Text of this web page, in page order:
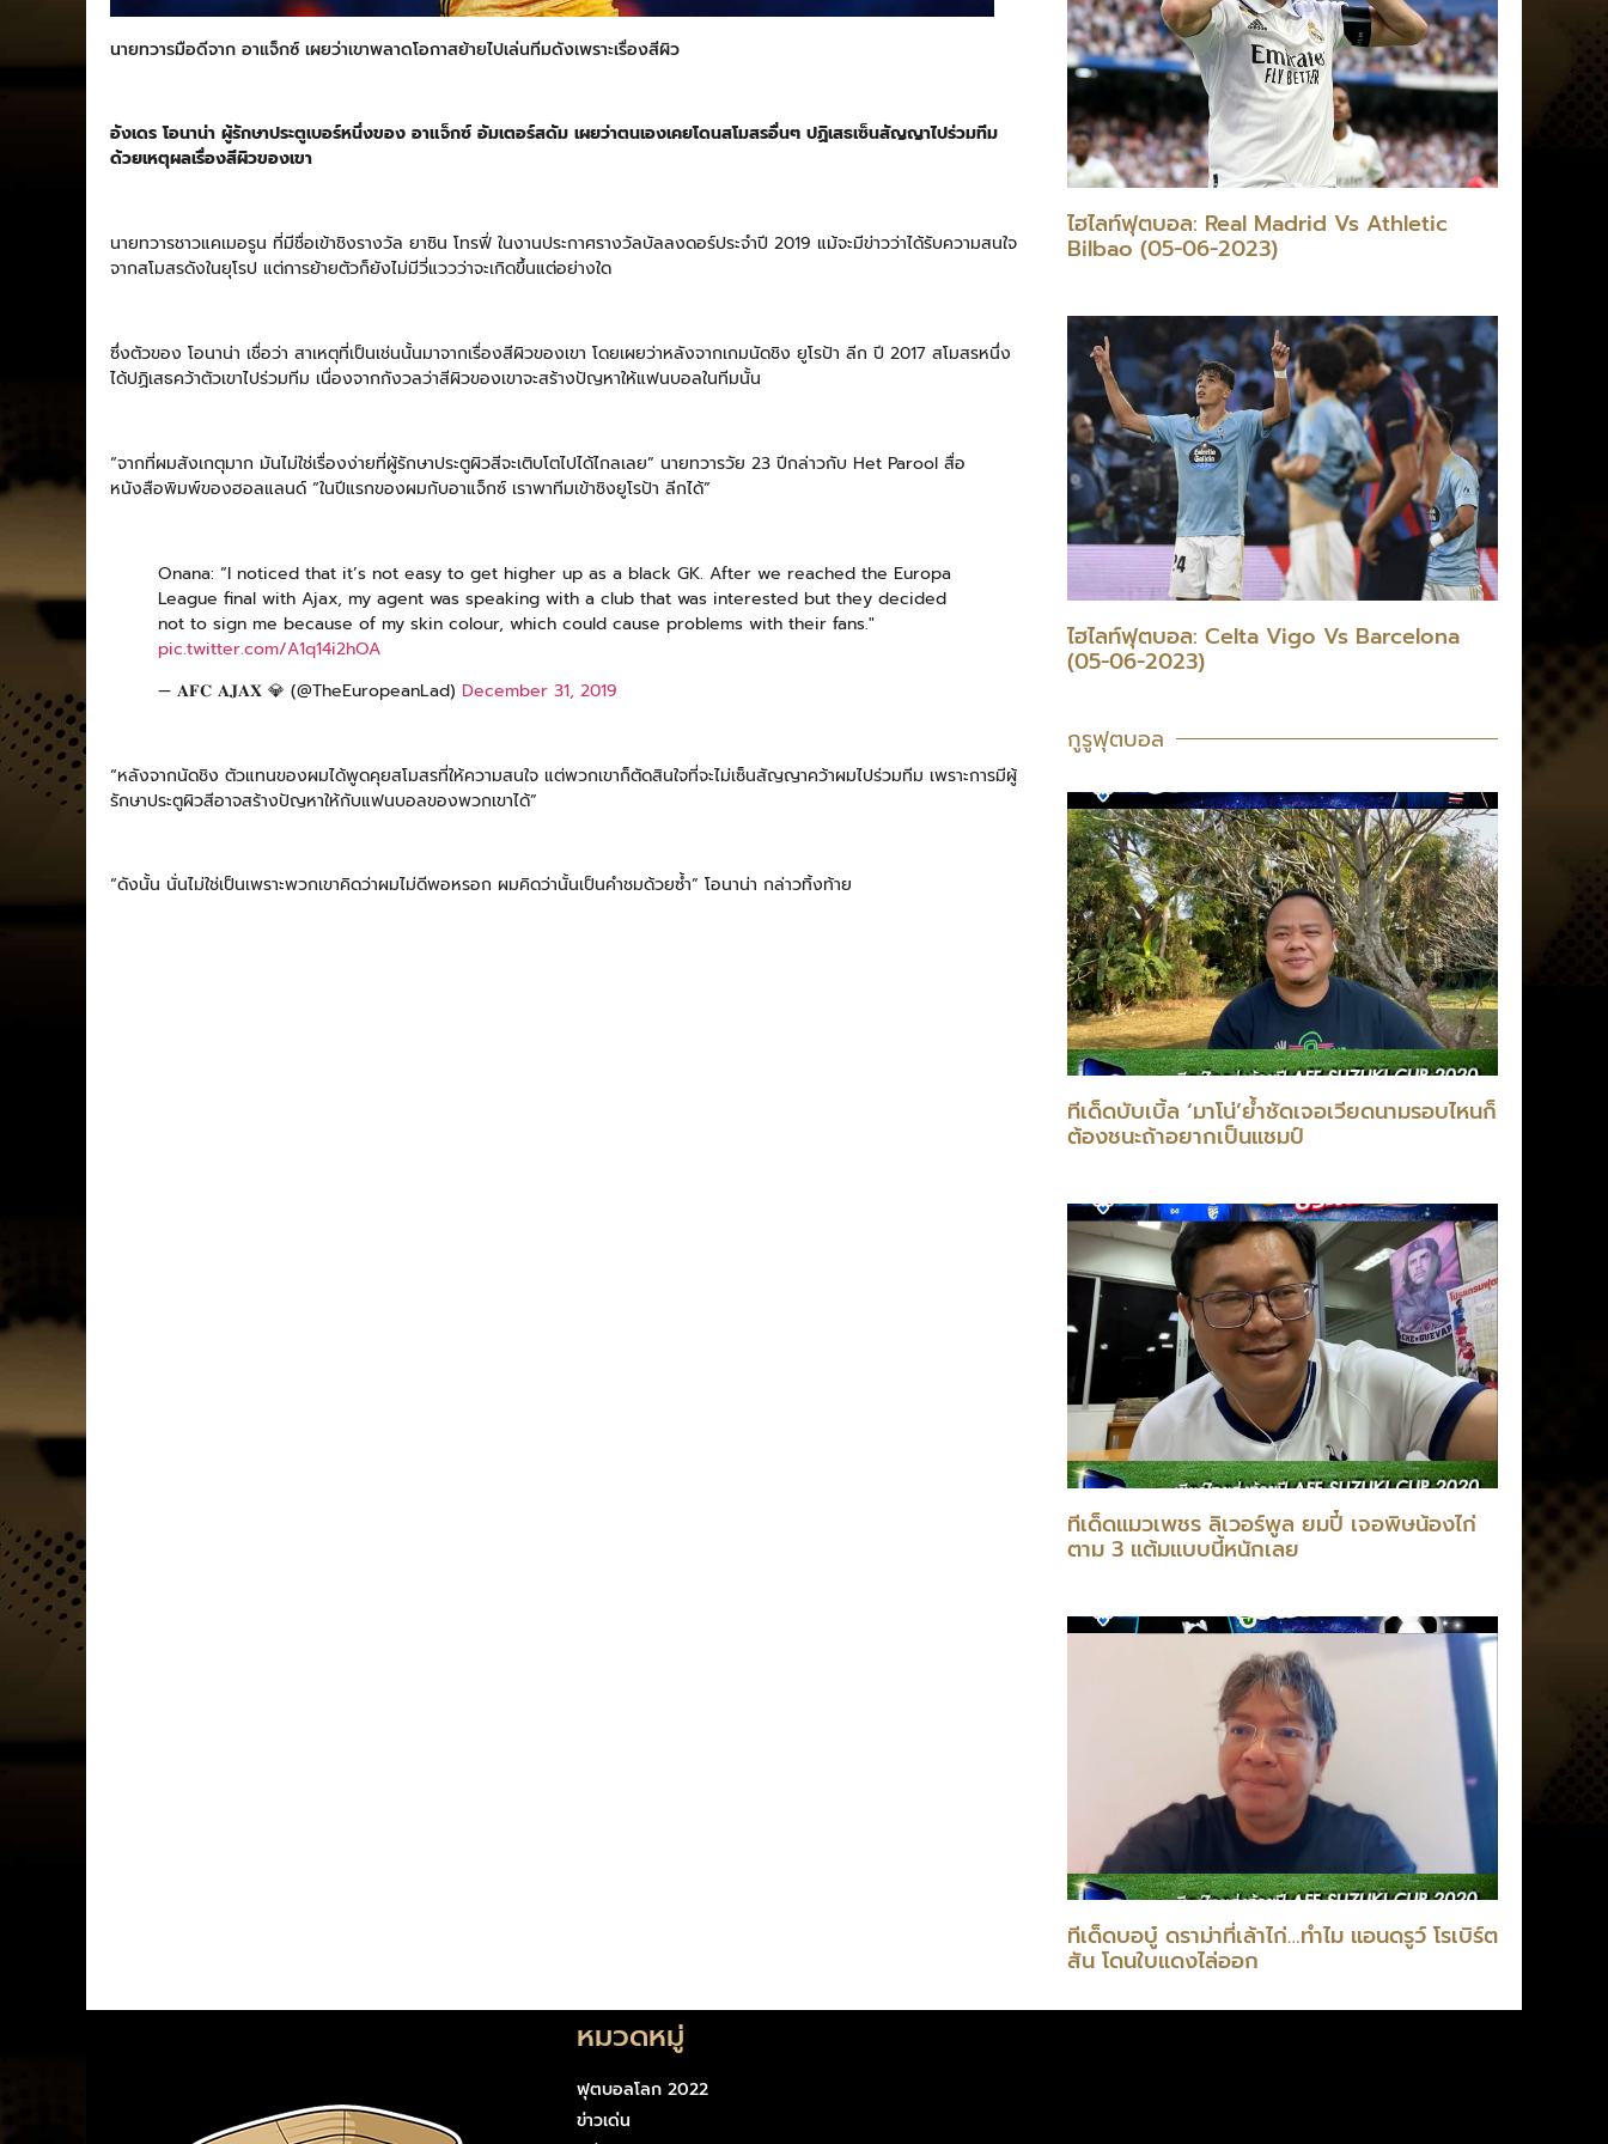
นายทวารมือดีจาก อาแจ็กซ์ เผยว่าเขาพลาดโอกาสย้ายไปเล่นทีมดังเพราะเรื่องสีผิว
อังเดร โอนาน่า ผู้รักษาประตูเบอร์หนึ่งของ อาแจ็กซ์ อัมเตอร์สดัม เผยว่าตนเองเคยโดนสโมสรอื่นๆ ปฏิเสธเซ็นสัญญาไปร่วมทีม
ด้วยเหตุผลเรื่องสีผิวของเขา
นายทวารชาวแคเมอรูน ที่มีชื่อเข้าชิงรางวัล ยาซิน โทรฟี่ ในงานประกาศรางวัลบัลลงดอร์ประจำปี 2019 แม้จะมีข่าวว่าได้รับความสนใจ
จากสโมสรดังในยุโรป แต่การย้ายตัวก็ยังไม่มีวี่แววว่าจะเกิดขึ้นแต่อย่างใด
ซึ่งตัวของ โอนาน่า เชื่อว่า สาเหตุที่เป็นเช่นนั้นมาจากเรื่องสีผิวของเขา โดยเผยว่าหลังจากเกมนัดชิง ยูโรป้า ลีก ปี 2017 สโมสรหนึ่ง
ได้ปฏิเสธคว้าตัวเขาไปร่วมทีม เนื่องจากกังวลว่าสีผิวของเขาจะสร้างปัญหาให้แฟนบอลในทีมนั้น
“จากที่ผมสังเกตุมาก มันไม่ใช่เรื่องง่ายที่ผู้รักษาประตูผิวสีจะเติบโตไปได้ไกลเลย” นายทวารวัย 23 ปีกล่าวกับ Het Parool สื่อ
หนังสือพิมพ์ของฮอลแลนด์ “ในปีแรกของผมกับอาแจ็กซ์ เราพาทีมเข้าชิงยูโรป้า ลีกได้”
Onana: “I noticed that it’s not easy to get higher up as a black GK. After we reached the Europa
League final with Ajax, my agent was speaking with a club that was interested but they decided
not to sign me because of my skin colour, which could cause problems with their fans."
pic.twitter.com/A1q14i2hOA
— 𝐀𝐅𝐂 𝐀𝐉𝐀𝐗 💎 (@TheEuropeanLad) December 31, 2019
“หลังจากนัดชิง ตัวแทนของผมได้พูดคุยสโมสรที่ให้ความสนใจ แต่พวกเขาก็ตัดสินใจที่จะไม่เซ็นสัญญาคว้าผมไปร่วมทีม เพราะการมีผู้
รักษาประตูผิวสีอาจสร้างปัญหาให้กับแฟนบอลของพวกเขาได้”
“ดังนั้น นั่นไม่ใช่เป็นเพราะพวกเขาคิดว่าผมไม่ดีพอหรอก ผมคิดว่านั้นเป็นคำชมด้วยซ้ำ” โอนาน่า กล่าวทิ้งท้าย
ไฮไลท์ฟุตบอล: Real Madrid Vs Athletic
Bilbao (05-06-2023)
ไฮไลท์ฟุตบอล: Celta Vigo Vs Barcelona
(05-06-2023)
กูรูฟุตบอล
ทีเด็ดบับเบิ้ล ‘มาโน่’ย้ำชัดเจอเวียดนามรอบไหนก็
ต้องชนะถ้าอยากเป็นแชมป์
ทีเด็ดแมวเพชร ลิเวอร์พูล ยมปี๋ เจอพิษน้องไก่
ตาม 3 แต้มแบบนี้หนักเลย
ทีเด็ดบอบู๋ ดราม่าที่เล้าไก่…ทำไม แอนดรูว์ โรเบิร์ต
สัน โดนใบแดงไล่ออก
หมวดหมู่
ฟุตบอลโลก 2022
ข่าวเด่น